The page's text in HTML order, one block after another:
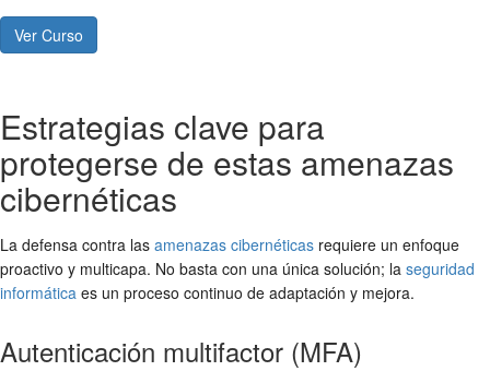
Ver Curso
Estrategias clave para
protegerse de estas amenazas
cibernéticas
La defensa contra las amenazas cibernéticas requiere un enfoque
proactivo y multicapa. No basta con una única solución; la seguridad
informática es un proceso continuo de adaptación y mejora.
Autenticación multifactor (MFA)